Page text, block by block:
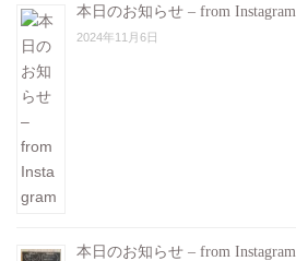
本日のお知らせ – from Instagram
2024年11月6日
本日のお知らせ – from Instagram